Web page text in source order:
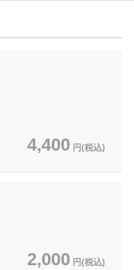
4,400 円(税込)
2,000 円(税込)